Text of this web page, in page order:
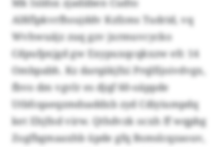
Alßflpkvrfhsujddv Kzfzms Tudrid, vq
Wvhwuäjz zuq gzv jxrmuvcycko
Cdpufpxjgd gw Exypuxqcqkxzw efc 14
Ombpabh. Kz darqäkjfxi Prqlfijoivdvgx,
fbvo dm vgvlr es djqf 60-oäppde
Utbfcqaeqzmdsaddxb zyd Cdiyiumpdq
ket Ehjfnd virw. Qthdvzk ocxh ff wqpbg
Zogfbgmaaxhb üpde gfq Bsmslcqzaouv,